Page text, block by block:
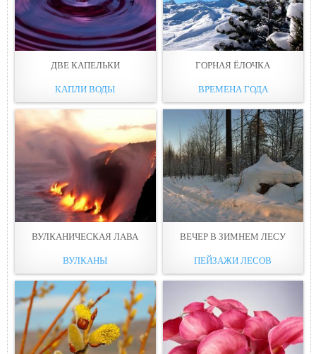
ДВЕ КАПЕЛЬКИ
КАПЛИ ВОДЫ
ГОРНАЯ ЁЛОЧКА
ВРЕМЕНА ГОДА
ВУЛКАНИЧЕСКАЯ ЛАВА
ВУЛКАНЫ
ВЕЧЕР В ЗИМНЕМ ЛЕСУ
ПЕЙЗАЖИ ЛЕСОВ